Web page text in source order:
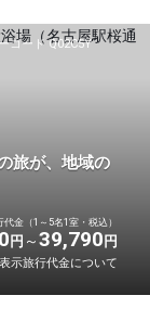
コード Q02C5Y
旅が、地域の
金（1～5名1室・税込）
円 39,790 円
表示旅行代金について